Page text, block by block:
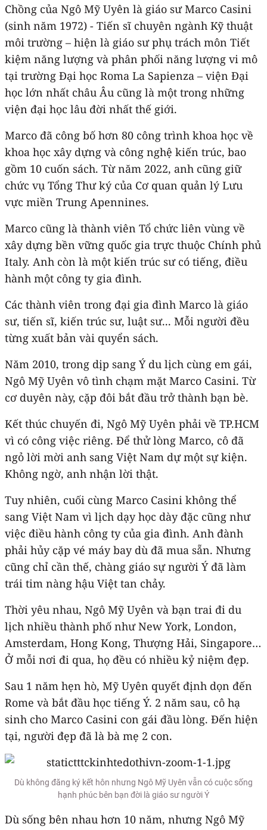
Chồng của Ngô Mỹ Uyên là giáo sư Marco Casini
(sinh năm 1972) - Tiến sĩ chuyên ngành Kỹ thuật
môi trường – hiện là giáo sư phụ trách môn Tiết
kiệm năng lượng và phân phối năng lượng vi mô
tại trường Đại học Roma La Sapienza – viện Đại
học lớn nhất châu Âu cũng là một trong những
viện đại học lâu đời nhất thế giới.
Marco đã công bố hơn 80 công trình khoa học về
khoa học xây dựng và công nghệ kiến trúc, bao
gồm 10 cuốn sách. Từ năm 2022, anh cũng giữ
chức vụ Tổng Thư ký của Cơ quan quản lý Lưu
vực miền Trung Apennines.
Marco cũng là thành viên Tổ chức liên vùng về
xây dựng bền vững quốc gia trực thuộc Chính phủ
Italy. Anh còn là một kiến trúc sư có tiếng, điều
hành một công ty gia đình.
Các thành viên trong đại gia đình Marco là giáo
sư, tiến sĩ, kiến trúc sư, luật sư... Mỗi người đều
từng xuất bản vài quyển sách.
Năm 2010, trong dịp sang Ý du lịch cùng em gái,
Ngô Mỹ Uyên vô tình chạm mặt Marco Casini. Từ
cơ duyên này, cặp đôi bắt đầu trở thành bạn bè.
Kết thúc chuyến đi, Ngô Mỹ Uyên phải về TP.HCM
vì có công việc riêng. Để thử lòng Marco, cô đã
ngỏ lời mời anh sang Việt Nam dự một sự kiện.
Không ngờ, anh nhận lời thật.
Tuy nhiên, cuối cùng Marco Casini không thể
sang Việt Nam vì lịch dạy học dày đặc cũng như
việc điều hành công ty của gia đình. Anh đành
phải hủy cặp vé máy bay dù đã mua sẵn. Nhưng
cũng chỉ cần thế, chàng giáo sự người Ý đã làm
trái tim nàng hậu Việt tan chảy.
Thời yêu nhau, Ngô Mỹ Uyên và bạn trai đi du
lịch nhiều thành phố như New York, London,
Amsterdam, Hong Kong, Thượng Hải, Singapore…
Ở mỗi nơi đi qua, họ đều có nhiều kỷ niệm đẹp.
Sau 1 năm hẹn hò, Mỹ Uyên quyết định dọn đến
Rome và bắt đầu học tiếng Ý. 2 năm sau, cô hạ
sinh cho Marco Casini con gái đầu lòng. Đến hiện
tại, người đẹp đã là bà mẹ 2 con.
Dù không đăng ký kết hôn nhưng Ngô Mỹ Uyên vẫn có cuộc sống
hạnh phúc bên bạn đời là giáo sư người Ý
Dù sống bên nhau hơn 10 năm, nhưng Ngô Mỹ